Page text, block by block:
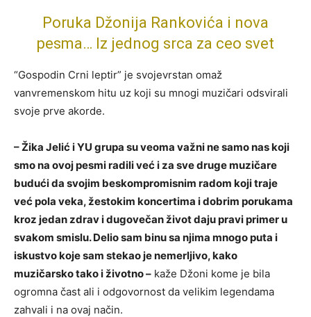
Poruka Džonija Rankovića i nova
pesma… Iz jednog srca za ceo svet
“Gospodin Crni leptir” je svojevrstan omaž
vanvremenskom hitu uz koji su mnogi muzičari odsvirali
svoje prve akorde.
– Žika Jelić i YU grupa su veoma važni ne samo nas koji
smo na ovoj pesmi radili već i za sve druge muzičare
budući da svojim beskompromisnim radom koji traje
već pola veka, žestokim koncertima i dobrim porukama
kroz jedan zdrav i dugovečan život daju pravi primer u
svakom smislu. Delio sam binu sa njima mnogo puta i
iskustvo koje sam stekao je nemerljivo, kako
muzičarsko tako i životno – kaže Džoni kome je bila
ogromna čast ali i odgovornost da velikim legendama
zahvali i na ovaj način.